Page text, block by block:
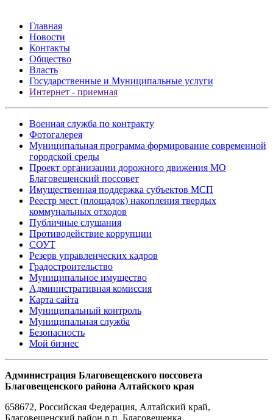
Главная
Новости
Контакты
Общество
Власть
Государственные и Муниципальные услуги
Интернет - приемная
Военная служба по контракту
Фотогалерея
Муниципальная программа формирование современной
городской среды
Проект организации дорожного движения МО
Благовещенский поссовет
Имущественная поддержка субъектов МСП
Реестр мест (площадок) накопления твердых
коммунальных отходов
Публичные слушания
Противодействие коррупции
СОУТ
Резерв управленческих кадров
Градостроительство
Муниципальное имущество
Административная комиссия
Карта сайта
Муниципальный контроль
Муниципальная служба
Безопасность
Мой бизнес
Администрация Благовещенского поссовета
Благовещенского района Алтайского края
658672, Российская Федерация, Алтайский край,
Благовещенский район р.п. Благовещенка